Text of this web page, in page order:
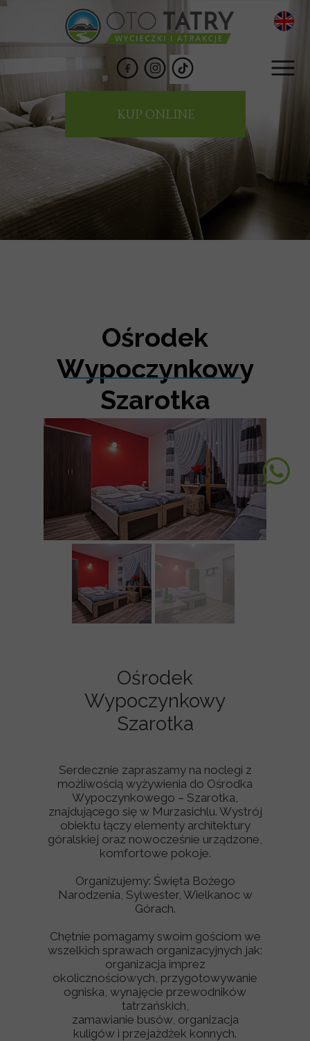
KUP ONLINE
Ośrodek
Wypoczynkowy
Szarotka
Serdecznie zapraszamy na noclegi z
możliwością wyżywienia do Ośrodka
Wypoczynkowego – Szarotka,
znajdującego się w Murzasichlu. Wystrój
obiektu łączy elementy architektury
góralskiej oraz nowocześnie urządzone,
komfortowe pokoje.
Organizujemy: Święta Bożego
Narodzenia, Sylwester, Wielkanoc w
Górach.
Chętnie pomagamy swoim gościom we
wszelkich sprawach organizacyjnych jak:
organizacja imprez
okolicznościowych, przygotowywanie
ogniska, wynajęcie przewodników
tatrzańskich,
zamawianie busów, organizacja
kuligów i przejażdżek konnych.
Ośrodek
Wypoczynkowy
Szarotka